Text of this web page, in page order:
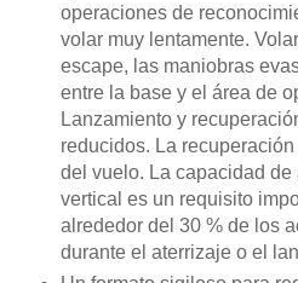
operaciones de
volar muy lentamente.
escape, las maniobras
entre la base y el área de
Lanzamiento y
reducidos. La
del vuelo. La capacidad
vertical es un requisito
alrededor del 30 % de los
durante el aterrizaje o el